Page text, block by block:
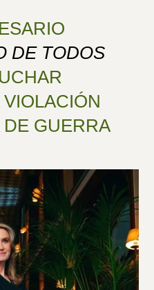
DE TODOS
GUERRA